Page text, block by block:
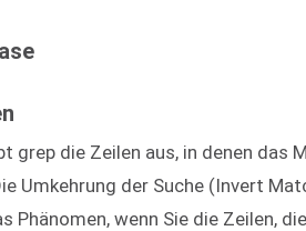
grep die Zeilen aus, in denen das
Umkehrung der Suche (Invert
Phänomen, wenn Sie die Zeilen,